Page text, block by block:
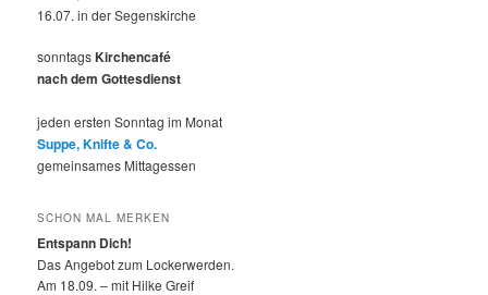
16.07. in der Segenskirche
sonntagsKirchencafé
nach dem Gottesdienst
jeden ersten Sonntag im Monat
Suppe, Knifte & Co.
gemeinsames Mittagessen
SCHON MAL MERKEN
Entspann Dich!
Das Angebot zum Lockerwerden.
Am 18.09. – mit Hilke Greif